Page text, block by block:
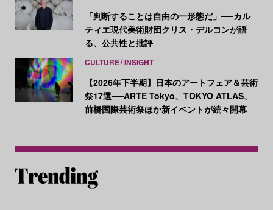
「判断することは自由の一形態だ」──カル
ティエ現代美術財団クリス・デルコンが語
る、公共性と批評
CULTURE INSIGHT
【2026年下半期】日本のアートフェア＆芸術
祭17選──ARTE Tokyo、TOKYO ATLAS、
前橋国際芸術祭ほか新イベントが続々開幕